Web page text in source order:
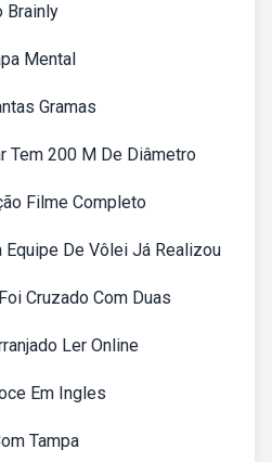
Brainly
Mental
Gramas
Tem 200 M De Diâmetro
Filme Completo
Equipe De Vôlei Já Realizou
Cruzado Com Duas
Ler Online
Em Ingles
Tampa